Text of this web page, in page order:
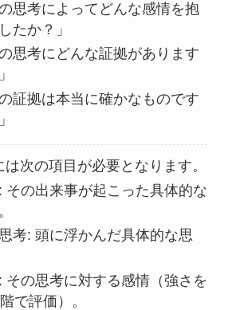
の思考によってどんな感情を抱
たか？」
の思考にどんな証拠があります
の証拠は本当に確かなものです
次の項目が必要となります。
その出来事が起こった具体的な
考: 頭に浮かんだ具体的な思
その思考に対する感情（強さを
で評価）。